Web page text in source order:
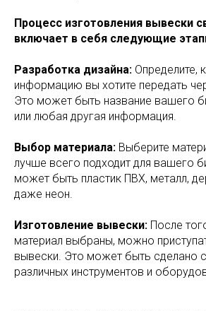
Процесс изготовления вывески
включает в себя следующие
Разработка дизайна: Определите,
информацию вы хотите передать
Это может быть название вашего
или любая другая информация.
Выбор материала: Выберите
лучше всего подходит для вашего
может быть пластик ПВХ, металл,
даже неон.
Изготовление вывески: После
материал выбраны, можно
вывески. Это может быть сделано
различных инструментов и